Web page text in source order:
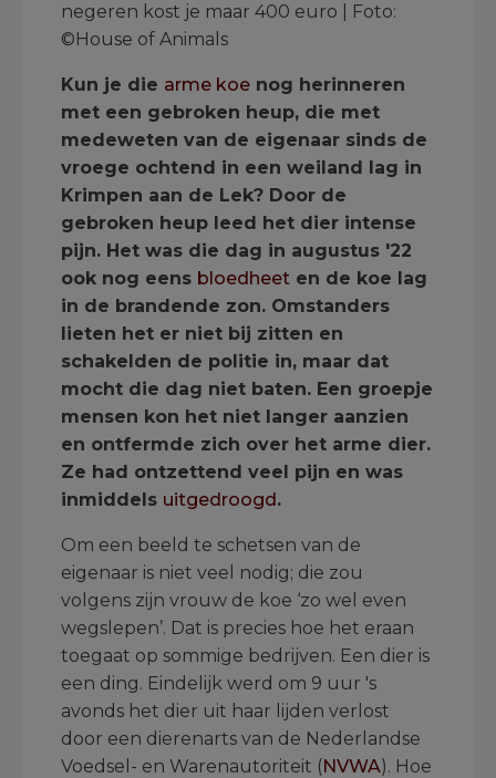
negeren kost je maar 400 euro | Foto:
©House of Animals
Kun je die arme koe nog herinneren
met een gebroken heup, die met
medeweten van de eigenaar sinds de
vroege ochtend in een weiland lag in
Krimpen aan de Lek? Door de
gebroken heup leed het dier intense
pijn. Het was die dag in augustus '22
ook nog eens bloedheet en de koe lag
in de brandende zon. Omstanders
lieten het er niet bij zitten en
schakelden de politie in, maar dat
mocht die dag niet baten. Een groepje
mensen kon het niet langer aanzien
en ontfermde zich over het arme dier.
Ze had ontzettend veel pijn en was
inmiddels uitgedroogd.
Om een beeld te schetsen van de
eigenaar is niet veel nodig; die zou
volgens zijn vrouw de koe ‘zo wel even
wegslepen’. Dat is precies hoe het eraan
toegaat op sommige bedrijven. Een dier is
een ding. Eindelijk werd om 9 uur 's
avonds het dier uit haar lijden verlost
door een dierenarts van de Nederlandse
Voedsel- en Warenautoriteit (NVWA). Hoe